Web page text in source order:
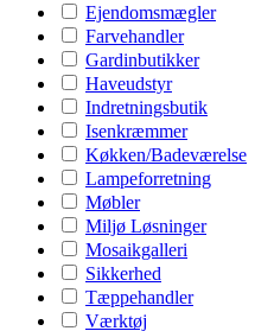
Ejendomsmægler
Farvehandler
Gardinbutikker
Haveudstyr
Indretningsbutik
Isenkræmmer
Køkken/Badeværelse
Lampeforretning
Møbler
Miljø Løsninger
Mosaikgalleri
Sikkerhed
Tæppehandler
Værktøj